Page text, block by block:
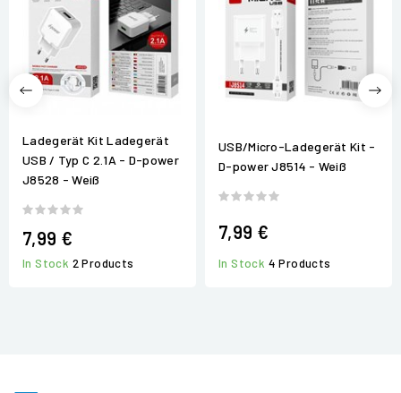
Ladegerät Kit Ladegerät
USB / Typ C 2.1A - D-power
J8528 - Weiß
7,99 €
In Stock 2 Products
USB/Micro-Ladegerät Kit -
D-power J8514 - Weiß
7,99 €
In Stock 4 Products